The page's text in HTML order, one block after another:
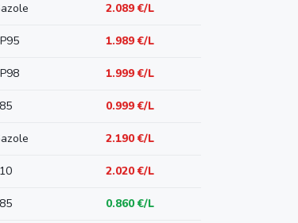
2.089 €/L
1.989 €/L
1.999 €/L
0.999 €/L
2.190 €/L
2.020 €/L
0.860 €/L